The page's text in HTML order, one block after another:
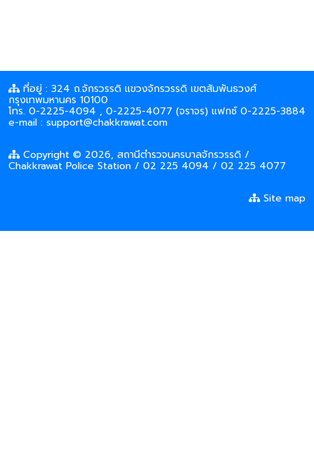
ที่อยู่ : 324 ถ.จักรวรรดิ แขวงจักรวรรดิ เขตสัมพันธวงศ์
กรุงเทพมหานคร 10100
โทร. 0-2225-4094 , 0-2225-4077 (จราจร) แฟกซ์ 0-2225-3884
e-mail : support@chakkrawat.com
Copyright © 2026, สถานีตำรวจนครบาลจักรวรรดิ /
Chakkrawat Police Station / 02 225 4094 / 02 225 4077
Site map